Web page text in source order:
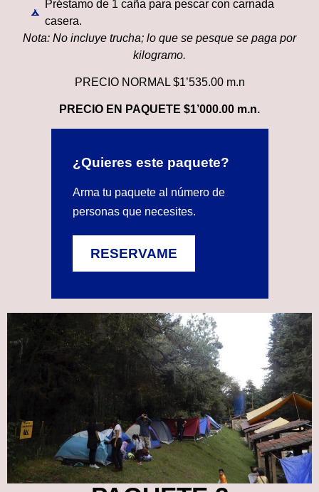
Préstamo de 1 caña para pescar con carnada
casera.
Nota: No incluye trucha; lo que se pesque se paga por
kilogramo.
PRECIO NORMAL $1’535.00 m.n
PRECIO EN PAQUETE $1’000.00 m.n.
¿Quieres este paquete?
Arma tu paquete al número de
personas que necesites.
RESERVAME